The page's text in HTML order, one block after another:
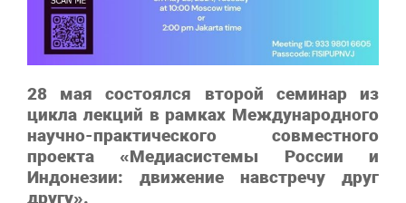
28 мая состоялся второй семинар из
цикла лекций в рамках Международного
научно-практического совместного
проекта «Медиасистемы России и
Индонезии: движение навстречу друг
другу».